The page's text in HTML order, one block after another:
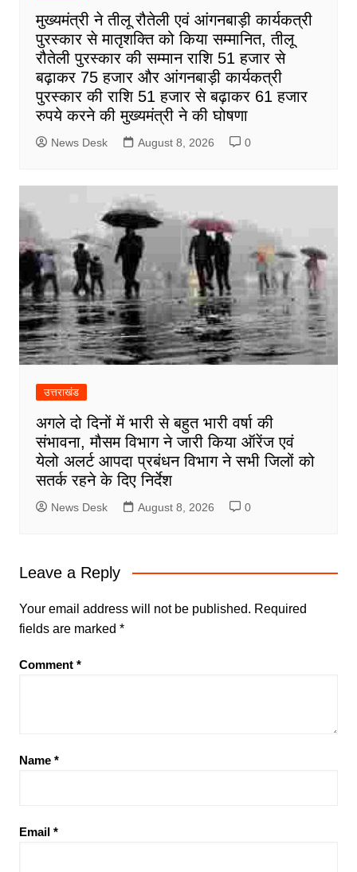
मुख्यमंत्री ने तीलू रौतेली एवं आंगनबाड़ी कार्यकत्री
पुरस्कार से मातृशक्ति को किया सम्मानित, तीलू
रौतेली पुरस्कार की सम्मान राशि 51 हजार से
बढ़ाकर 75 हजार और आंगनबाड़ी कार्यकत्री
पुरस्कार की राशि 51 हजार से बढ़ाकर 61 हजार
रुपये करने की मुख्यमंत्री ने की घोषणा
News Desk August 8, 2026 0
उत्तराखंड
अगले दो दिनों में भारी से बहुत भारी वर्षा की
संभावना, मौसम विभाग ने जारी किया ऑरेंज एवं
येलो अलर्ट आपदा प्रबंधन विभाग ने सभी जिलों को
सतर्क रहने के दिए निर्देश
News Desk August 8, 2026 0
Leave a Reply
Your email address will not be published. Required
fields are marked *
Comment *
Name *
Email *